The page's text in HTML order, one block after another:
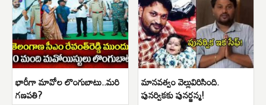
భారీగా మావోల లొంగుబాటు..మరి
గణపతి?
మానవత్వం వెల్లువిరిసింది.
పునర్వికకు పునర్జన్మ!